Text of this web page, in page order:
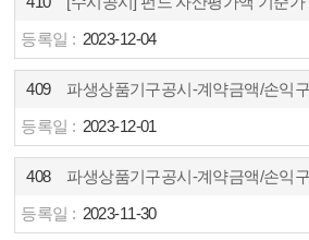
2023-12-04
409 파생상품기구공시-계약금액/손익
2023-12-01
408 파생상품기구공시-계약금액/손익
2023-11-30